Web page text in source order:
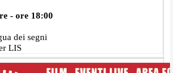
- ore 18:00
dei segni
LIS